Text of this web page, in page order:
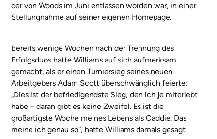
der von Woods im Juni entlassen worden war, in einer
Stellungnahme auf seiner eigenen Homepage.
Bereits wenige Wochen nach der Trennung des
Erfolgsduos hatte Williams auf sich aufmerksam
gemacht, als er einen Turniersieg seines neuen
Arbeitgebers Adam Scott überschwänglich feierte:
„Dies ist der befriedigendste Sieg, den ich je miterlebt
habe – daran gibt es keine Zweifel. Es ist die
großartigste Woche meines Lebens als Caddie. Das
meine ich genau so“, hatte Williams damals gesagt.